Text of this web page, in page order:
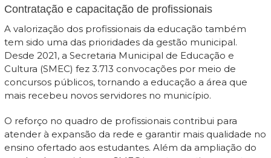
Contratação e capacitação de profissionais
A valorização dos profissionais da educação também
tem sido uma das prioridades da gestão municipal.
Desde 2021, a Secretaria Municipal de Educação e
Cultura (SMEC) fez 3.713 convocações por meio de
concursos públicos, tornando a educação a área que
mais recebeu novos servidores no município.
O reforço no quadro de profissionais contribui para
atender à expansão da rede e garantir mais qualidade no
ensino ofertado aos estudantes. Além da ampliação do